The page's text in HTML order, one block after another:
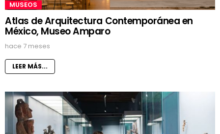
MUSEOS
Atlas de Arquitectura Contemporánea en
México, Museo Amparo
hace 7 meses
LEER MÁS...